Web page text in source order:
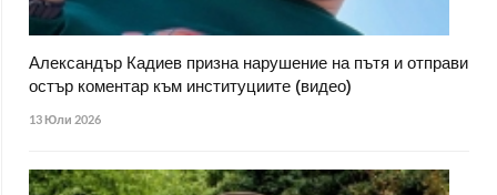
Александър Кадиев призна нарушение на пътя и отправи
остър коментар към институциите (видео)
13 Юли 2026